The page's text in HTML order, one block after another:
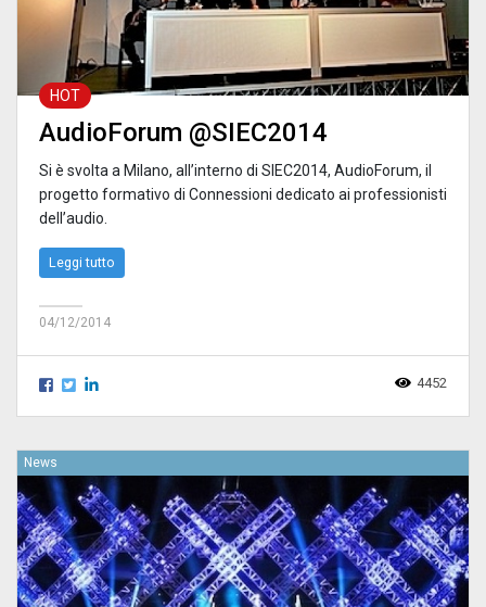
HOT
AudioForum @SIEC2014
Si è svolta a Milano, all’interno di SIEC2014, AudioForum, il
progetto formativo di Connessioni dedicato ai professionisti
dell’audio.
Leggi tutto
04/12/2014
4452
News